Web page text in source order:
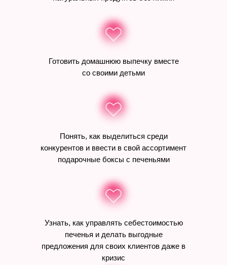
Готовить домашнюю выпечку вместе
со своими детьми
Понять, как выделиться среди
конкурентов и ввести в свой ассортимент
подарочные боксы с печеньями
Узнать, как управлять себестоимостью
печенья и делать выгодные
предложения для своих клиентов даже в
кризис